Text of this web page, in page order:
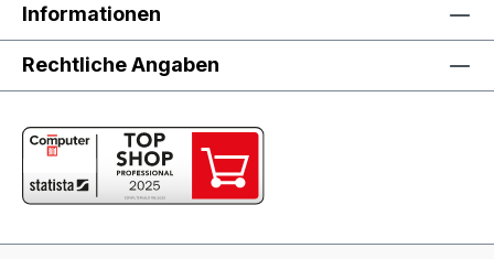
Informationen
Rechtliche Angaben